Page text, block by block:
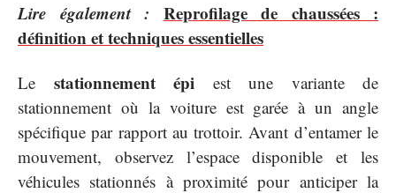
Lire également :
Reprofilage de chaussées :
définition et techniques essentielles
Le stationnement épi est une variante de
stationnement où la voiture est garée à un angle
spécifique par rapport au trottoir. Avant d’entamer le
mouvement, observez l’espace disponible et les
véhicules stationnés à proximité pour anticiper la